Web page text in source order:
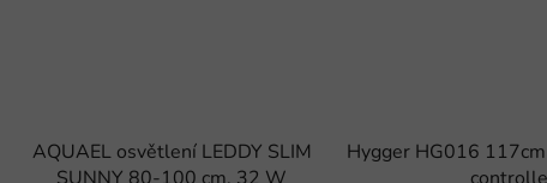
AQUAEL osvětlení LEDDY SLIM
Hygger HG016